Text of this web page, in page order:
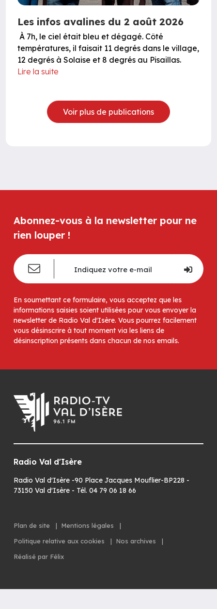
Les infos avalines du 2 août 2026
À 7h, le ciel était bleu et dégagé. Côté
températures, il faisait 11 degrés dans le village,
12 degrés à Solaise et 8 degrés au Pisaillas.
Lire la suite
Voir plus de publications
Abonnez-vous à la newsletter pour ne
rien louper !
En soumettant ce formulaire, vous acceptez que les
informations saisies soient utilisées pour vous envoyer la
newsletter de Radio Val d'Isère. Vous pourrez facilement
vous désinscrire à tout moment via les liens de
désinscription présents dans chacun de nos emails.
Radio Val d'Isère
Radio Val d'Isère -90 Place Jacques Mouflier-BP228 -
73150 Val d'Isère - Tél. 04 79 06 18 66
Plan de site | Mentions légales
|
Politique relative aux cookies
| Nos archives
|
Réalisé par Félix